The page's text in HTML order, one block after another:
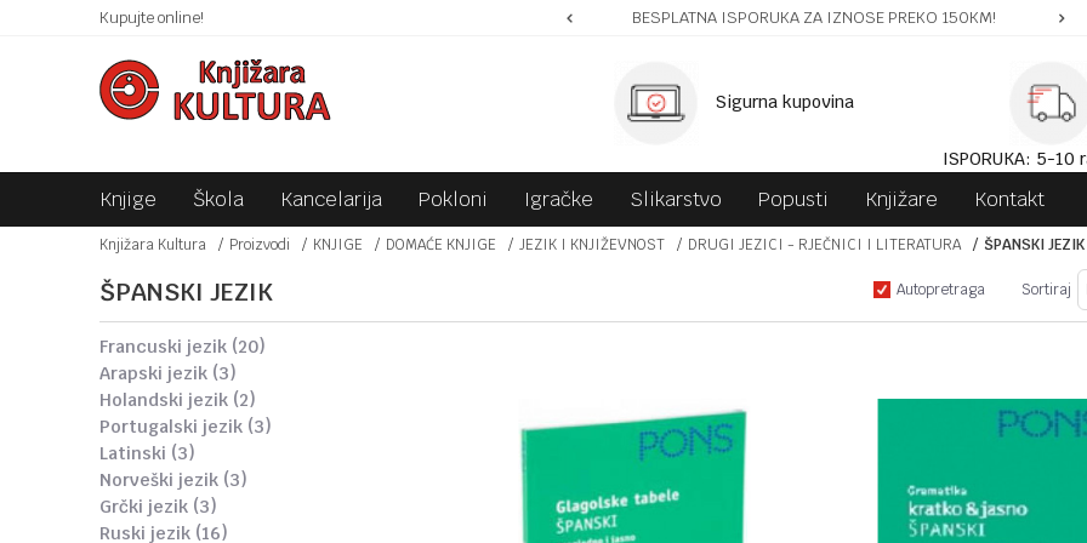
Kupujte online!SIGURNO PLAĆANJE PLATNIM KARTICAMA! BESPLATNA ISPORUKA ZA IZNOSE PREKO 150KM!
Sigurna kupovina
ISPORUKA: 5-10
Knjige Škola Kancelarija Pokloni Igračke Slikarstvo Popusti Knjižare Kontakt
Knjižara Kultura Proizvodi KNJIGE DOMAĆE KNJIGE JEZIK I KNJIŽEVNOST DRUGI JEZICI - RJEČNICI I LITERATURA ŠPANSKI JEZIK
ŠPANSKI JEZIK Autopretraga Sortiraj
francuski jezik (20)
arapski jezik (3)
holandski jezik (2)
portugalski jezik (3)
latinski (3)
norveški jezik (3)
grčki jezik (3)
ruski jezik (16)